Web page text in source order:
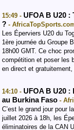
15:49 - UFOA B U20 :
? -
Les Éperviers U20 du
1ère journée du Groupe
18h00 GMT. Ce choc
compétition et poser les
en direct et
14:10 - UFOA B U20
au Burkina Faso -
​C’est le grand jour pour
juillet 2026 à 18h, les
éliminatoires de la CAN